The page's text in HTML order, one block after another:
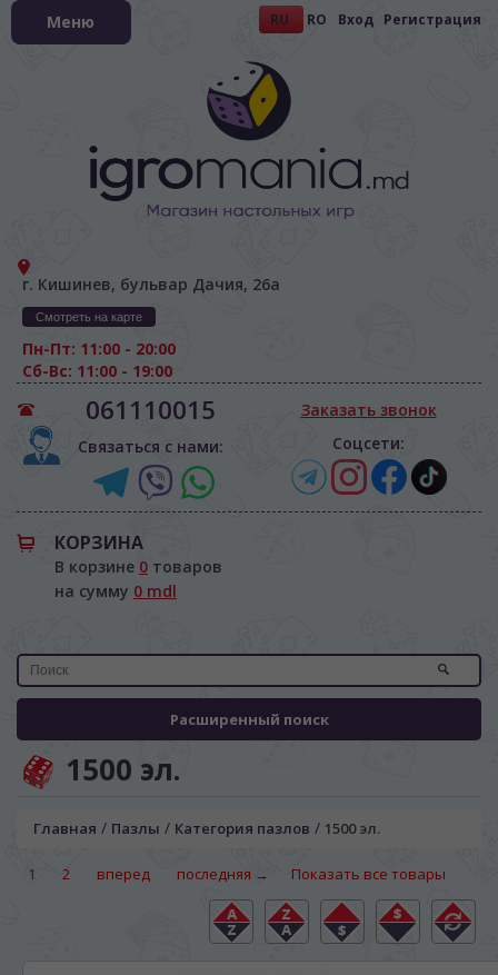
RU RO Вход Регистрация
г. Кишинев, бульвар Дачия, 26а
Смотреть на карте
Пн-Пт: 11:00 - 20:00
Сб-Вс: 11:00 - 19:00
061110015
Связаться с нами:
Заказать звонок
Соцсети:
КОРЗИНА
В корзине 0 товаров
на сумму 0 mdl
Расширенный поиск
Меню
1500 эл.
Главная / Пазлы / Категория пазлов / 1500 эл.
1 2 вперед последняя → Показать все товары